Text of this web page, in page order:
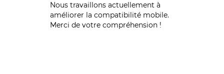
Nous travaillons actuellement à
améliorer la compatibilité mobile.
Merci de votre compréhension !